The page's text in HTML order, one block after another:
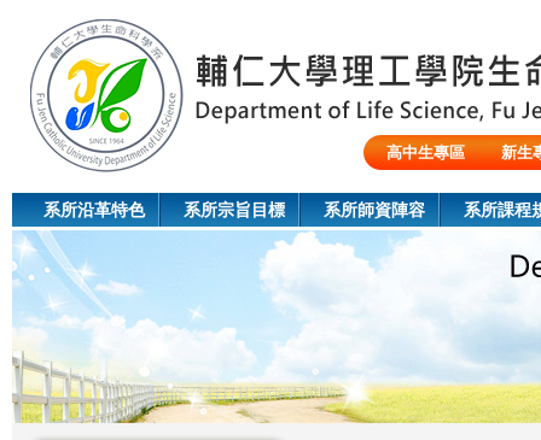
高中生專區
新生
系所沿革特色 系所宗旨目標 系所師資陣容 系所課程